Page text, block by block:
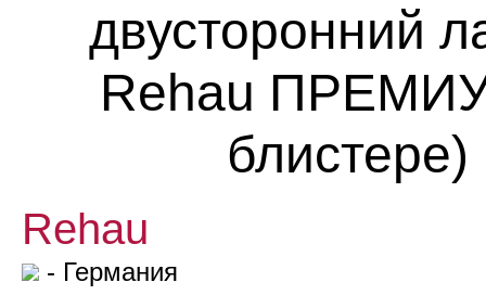
двусторонний
Rehau
блистере)
Rehau
- Германия